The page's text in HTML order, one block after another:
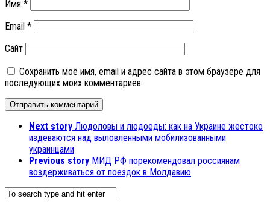
Имя *
Email *
Сайт
Сохранить моё имя, email и адрес сайта в этом браузере для
последующих моих комментариев.
Next story Людоловы и людоеды: как на Украине жестоко
издеваются над выловленными мобилизованными
украинцами
Previous story МИД РФ порекомендовал россиянам
воздерживаться от поездок в Молдавию